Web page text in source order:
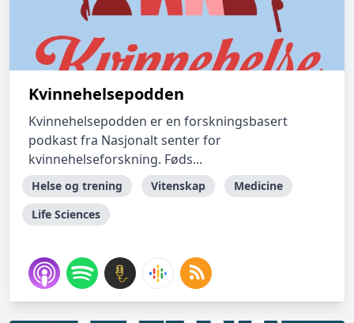
Kvinnehelsepodden
Kvinnehelsepodden er en forskningsbasert
podkast fra Nasjonalt senter for
kvinnehelseforskning. Føds...
Helse og trening Vitenskap
Medicine
Life Sciences